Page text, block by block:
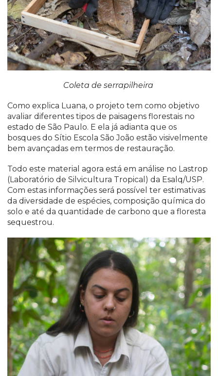
Coleta de serrapilheira
Como explica Luana, o projeto tem como objetivo
avaliar diferentes tipos de paisagens florestais no
estado de São Paulo. E ela já adianta que os
bosques do Sítio Escola São João estão visivelmente
bem avançadas em termos de restauração.
Todo este material agora está em análise no Lastrop
(Laboratório de Silvicultura Tropical) da Esalq/USP.
Com estas informações será possível ter estimativas
da diversidade de espécies, composição química do
solo e até da quantidade de carbono que a floresta
sequestrou.